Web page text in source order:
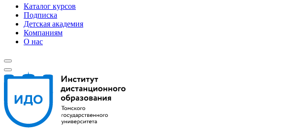
Каталог курсов
Подписка
Детская академия
Компаниям
О нас